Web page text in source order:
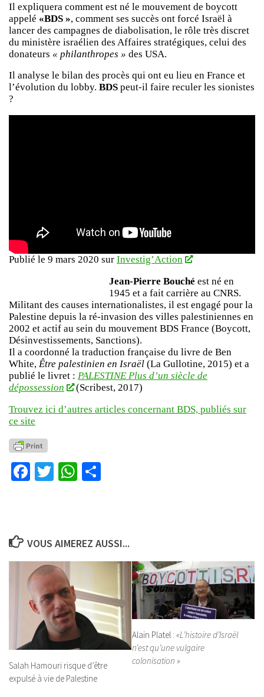
Il expliquera comment est né le mouvement de boycott
appelé «BDS », comment ses succès ont forcé Israël à
lancer des campagnes de diabolisation, le rôle très discret
du ministère israélien des Affaires stratégiques, celui des
donateurs « philanthropes » des USA.
Il analyse le bilan des procès qui ont eu lieu en France et
l’évolution du lobby. BDS peut-il faire reculer les sionistes
?
Publié le 9 mars 2020 sur Investig’Action
Jean-Pierre Bouché est né en
1945 et a fait carrière au CNRS.
Militant des causes internationalistes, il est engagé pour la
Palestine depuis la ré-invasion des villes palestiniennes en
2002 et actif au sein du mouvement BDS France (Boycott,
Désinvestissements, Sanctions).
Il a coordonné la traduction française du livre de Ben
White, Être palestinien en Israël (La Gullotine, 2015) et a
publié le livret : PALESTINE Plus d’un siècle de
dépossession
(Scribest, 2017)
Trouvez ici d’autres articles concernant BDS, publiés sur
ce site
Facebook
TwitterWhatsApp
VOUS AIMEREZ AUSSI...
Salah Hamouri risque d’être
expulsé à vie de Palestine
Alain Platel : «L’histoire d’Israël
n’est qu’une vulgaire
colonisation »